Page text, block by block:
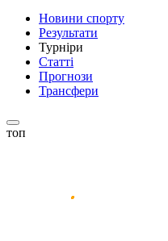
Новини спорту
Результати
Турніри
Статті
Прогнози
Трансфери
топ